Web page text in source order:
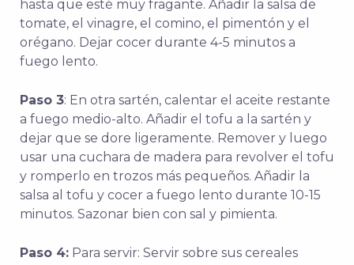
hasta que esté muy fragante. Añadir la salsa de
tomate, el vinagre, el comino, el pimentón y el
orégano. Dejar cocer durante 4-5 minutos a
fuego lento.
Paso 3: En otra sartén, calentar el aceite restante
a fuego medio-alto. Añadir el tofu a la sartén y
dejar que se dore ligeramente. Remover y luego
usar una cuchara de madera para revolver el tofu
y romperlo en trozos más pequeños. Añadir la
salsa al tofu y cocer a fuego lento durante 10-15
minutos. Sazonar bien con sal y pimienta.
Paso 4: Para servir: Servir sobre sus cereales